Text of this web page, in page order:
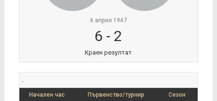
6 април 1947
6 - 2
Краен резултат
.
Начален час Първенство/турнир Сезон